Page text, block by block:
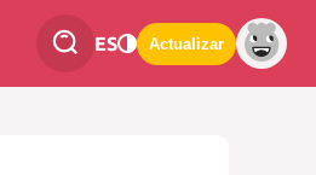
ES Actualizar